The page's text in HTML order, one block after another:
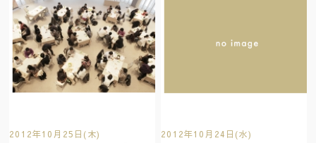
2012年10月25日(木) 2012年10月24日(水)